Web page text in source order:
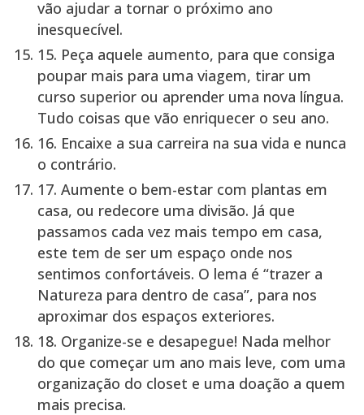
vão ajudar a tornar o próximo ano
inesquecível.
15. Peça aquele aumento, para que consiga
poupar mais para uma viagem, tirar um
curso superior ou aprender uma nova língua.
Tudo coisas que vão enriquecer o seu ano.
16. Encaixe a sua carreira na sua vida e nunca
o contrário.
17. Aumente o bem-estar com plantas em
casa, ou redecore uma divisão. Já que
passamos cada vez mais tempo em casa,
este tem de ser um espaço onde nos
sentimos confortáveis. O lema é “trazer a
Natureza para dentro de casa”, para nos
aproximar dos espaços exteriores.
18. Organize-se e desapegue! Nada melhor
do que começar um ano mais leve, com uma
organização do closet e uma doação a quem
mais precisa.